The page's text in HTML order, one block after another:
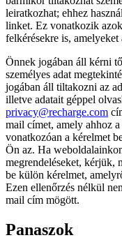
leiratkozhat; ehhez
linket. Ez vonatkozik
felkérésekre is, amelyeket
Önnek jogában áll kérni
személyes adat
jogában áll tiltakozni az
illetve adatait géppel
privacy@recharge.com
mail címet, amely ahhoz
vonatkozóan a kérelmet
Ön az. Ha
megrendeléseket, kérjük,
be külön kérelmet,
Ezen ellenőrzés nélkül
mail cím mögött.
Panaszok